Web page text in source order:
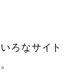
ろなサイト